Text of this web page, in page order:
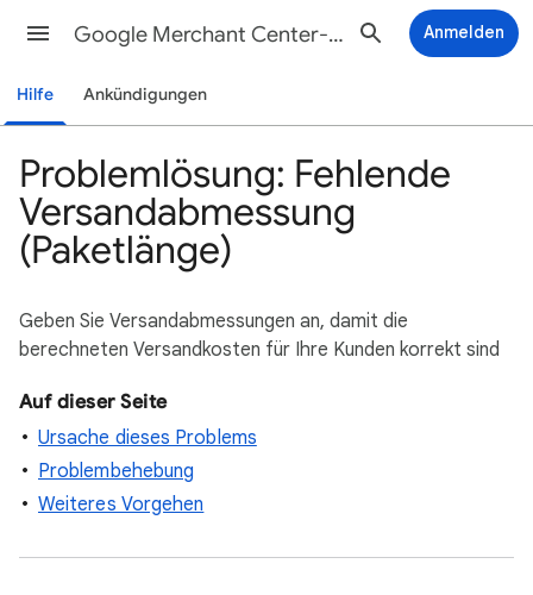
Google Merchant Center-Hilfe Anmelden
Hilfe Ankündigungen
Problemlösung: Fehlende
Versandabmessung
(Paketlänge)
Geben Sie Versandabmessungen an, damit die
berechneten Versandkosten für Ihre Kunden korrekt sind
Auf dieser Seite
Ursache dieses Problems
Problembehebung
Weiteres Vorgehen